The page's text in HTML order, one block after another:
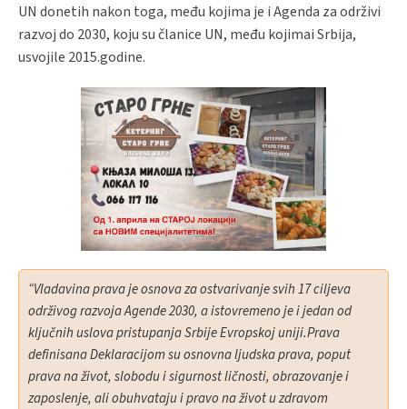
UN donetih nakon toga, među kojima je i Agenda za održivi
razvoj do 2030, koju su članice UN, među kojimai Srbija,
usvojile 2015.godine.
“Vladavina prava je osnova za ostvarivanje svih 17 ciljeva
održivog razvoja Agende 2030, a istovremeno je i jedan od
ključnih uslova pristupanja Srbije Evropskoj uniji.Prava
definisana Deklaracijom su osnovna ljudska prava, poput
prava na život, slobodu i sigurnost ličnosti, obrazovanje i
zaposlenje, ali obuhvataju i pravo na život u zdravom